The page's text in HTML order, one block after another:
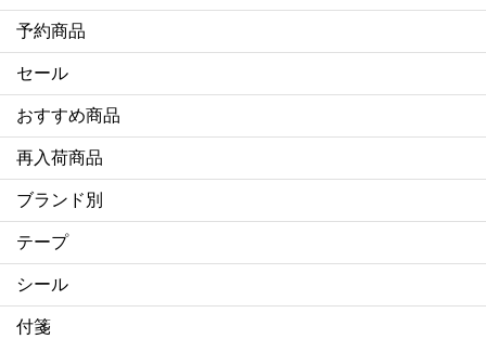
予約商品
セール
おすすめ商品
再入荷商品
ブランド別
テープ
シール
付箋